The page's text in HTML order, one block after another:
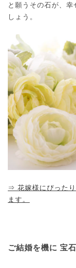
と願うその石が、
しょう。
⇒ 花嫁様にぴった
ます。
ご結婚を機に 宝